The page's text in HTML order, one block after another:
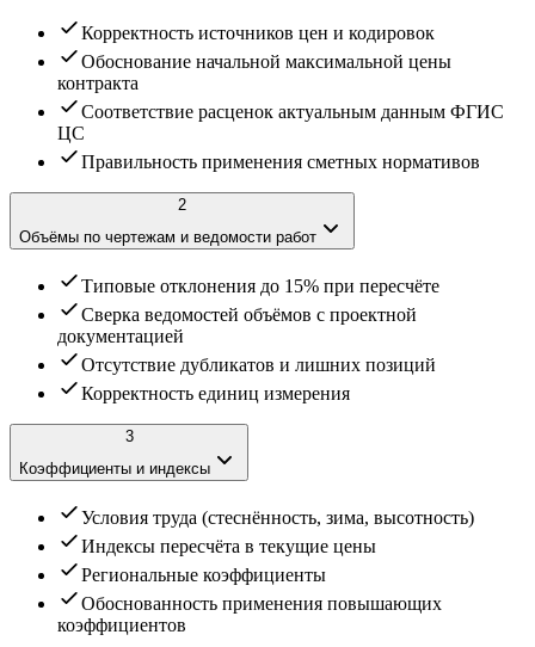
Корректность источников цен и кодировок
Обоснование начальной максимальной цены
контракта
Соответствие расценок актуальным данным ФГИС
ЦС
Правильность применения сметных нормативов
2
Объёмы по чертежам и ведомости работ
Типовые отклонения до 15% при пересчёте
Сверка ведомостей объёмов с проектной
документацией
Отсутствие дубликатов и лишних позиций
Корректность единиц измерения
3
Коэффициенты и индексы
Условия труда (стеснённость, зима, высотность)
Индексы пересчёта в текущие цены
Региональные коэффициенты
Обоснованность применения повышающих
коэффициентов